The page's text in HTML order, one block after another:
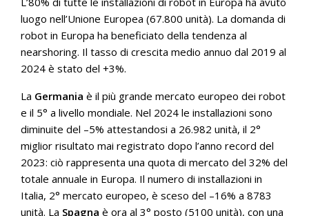
luogo nell’Unione Europea (67.800 unità). La domanda di
robot in Europa ha beneficiato della tendenza al
nearshoring. Il tasso di crescita medio annuo dal 2019 al
2024 è stato del +3%.
La Germania è il più grande mercato europeo dei robot
e il 5° a livello mondiale. Nel 2024 le installazioni sono
diminuite del –5% attestandosi a 26.982 unità, il 2°
miglior risultato mai registrato dopo l’anno record del
2023: ciò rappresenta una quota di mercato del 32% del
totale annuale in Europa. Il numero di installazioni in
Italia, 2° mercato europeo, è sceso del –16% a 8783
unità. La Spagna è ora al 3° posto (5100 unità), con una